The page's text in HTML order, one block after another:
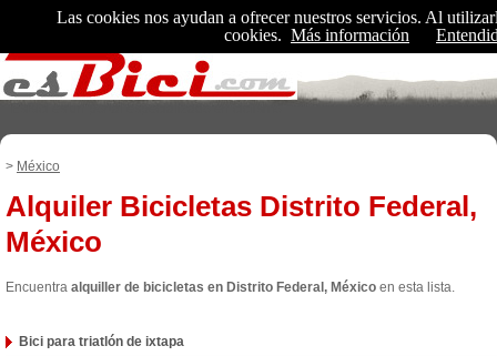
> México
Alquiler Bicicletas Distrito Federal,
México
Encuentra alquiller de bicicletas en Distrito Federal, México en esta lista.
Bici para triatlón de ixtapa
Las cookies nos ayudan a ofrecer nuestros servicios. Al
cookies. Más información